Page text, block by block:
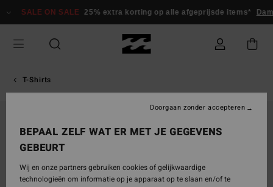
naar
SALE ON SALE 25% extra korting op alle afgeprijsde items*
T-Shirts
BEPAAL ZELF WAT ER MET JE GEGEVENS
GEBEURT
Wij en onze partners gebruiken cookies of gelijkwaardige
technologieën om informatie op je apparaat op te slaan en/of te
Doorgaan zonder accepteren